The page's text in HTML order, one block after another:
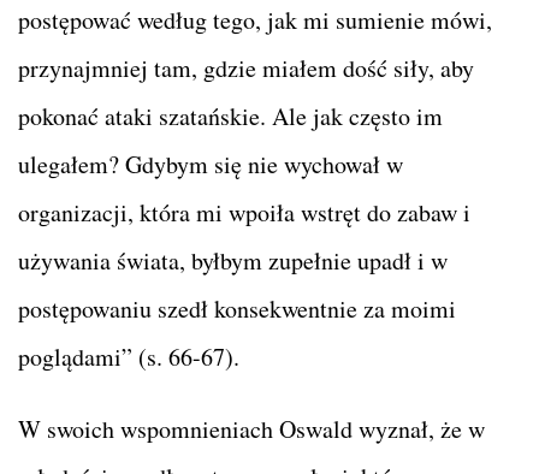
postępować według tego, jak mi sumienie mówi,
przynajmniej tam, gdzie miałem dość siły, aby
pokonać ataki szatańskie. Ale jak często im
ulegałem? Gdybym się nie wychował w
organizacji, która mi wpoiła wstręt do zabaw i
używania świata, byłbym zupełnie upadł i w
postępowaniu szedł konsekwentnie za moimi
poglądami” (s. 66-67).
W swoich wspomnieniach Oswald wyznał, że w